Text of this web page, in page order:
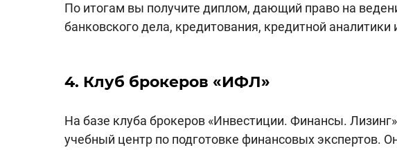
По итогам вы получите диплом, дающий право на
банковского дела, кредитования, кредитной
4. Клуб брокеров «ИФЛ»
На базе клуба брокеров «Инвестиции. Финансы.
учебный центр по подготовке финансовых экспертов.